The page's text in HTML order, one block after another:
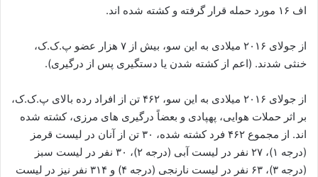
اف ۱۶ مورد حمله قرار گرفته و کشته شده اند.
از جولای ۲۰۱۶ میلادی به این سو، بیش از ۷ هزار عضو پ.ک.ک،
خنثی شدند. (اعم از کشته شدن یا دستگیری پس از درگیری).
از جولای ۲۰۱۶ میلادی به این سو، ۴۶۲ تن از افراد رده بالای پ.ک.ک،
بر اثر حملات هوایی، پهپادی و بعضاً درگیری های مرزی، کشته شده
اند. از مجموع ۴۶۲ فرد کشته شده، ۳۰ تن از آنان در لیست قرمز
(درجه ۱)، ۲۷ نفر در لیست آبی (درجه ۲)، ۳۰ نفر در لیست سبز
(درجه ۳)، ۶۳ نفر در لیست نارنجی (درجه ۴) و ۳۱۴ نفر نیز در لیست